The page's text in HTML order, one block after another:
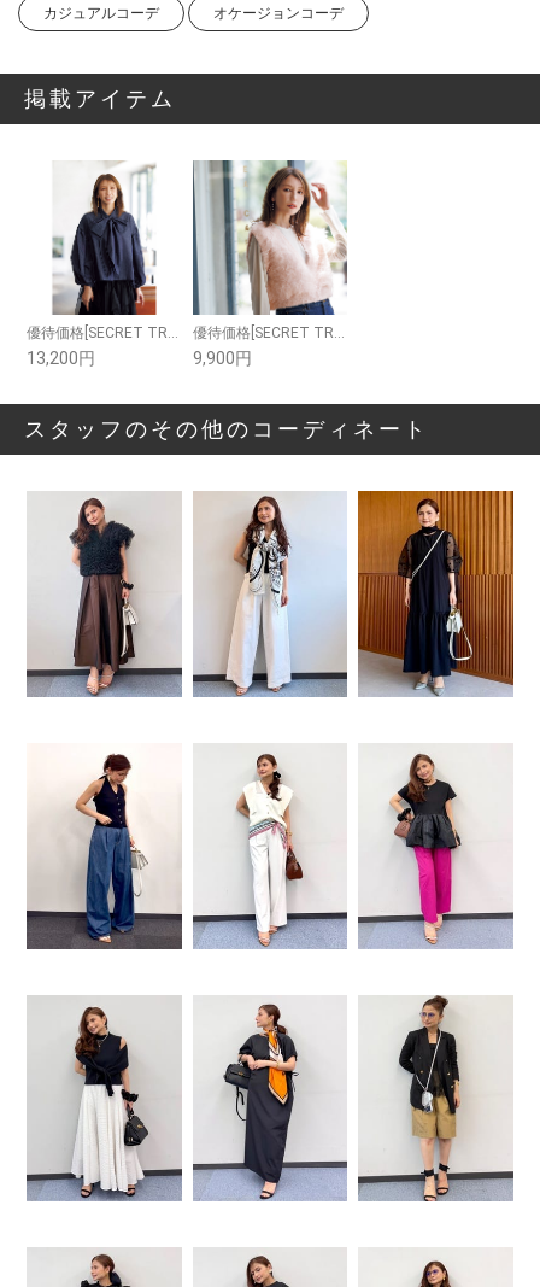
カジュアルコーデ オケージョンコーデ
掲載アイテム
優待価格[SECRET TROPHY]リボンデニムブラウス
13,200円
優待価格[SECRET TROPHY]ニットベスト
9,900円
スタッフのその他のコーディネート